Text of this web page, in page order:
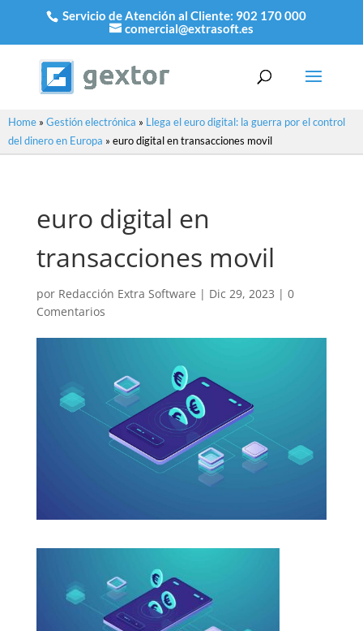
Servicio de Atención al Cliente: 902 170 000
comercial@extrasoft.es
Home » Gestión electrónica » Llega el euro digital: la guerra por el control
del dinero en Europa » euro digital en transacciones movil
euro digital en
transacciones movil
por Redacción Extra Software | Dic 29, 2023 | 0
Comentarios